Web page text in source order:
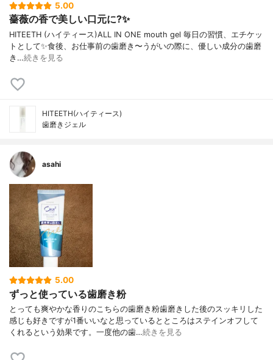
5.00
薔薇の香で美しい口元に?✨
HITEETH (ハイティース)ALL IN ONE mouth gel 毎日の習慣、エチケッ
トとして✨食後、お仕事前の歯磨き〜うがいの際に、優しい成分の歯磨
き…続きを見る
HITEETH(ハイティース)
歯磨きジェル
asahi
5.00
ずっと使っている歯磨き粉
とっても爽やかな香りのこちらの歯磨き粉歯磨きした後のスッキリした
感じも好きですが1番いいなと思っているとところはステインオフして
くれるという効果です。一度他の歯…続きを見る